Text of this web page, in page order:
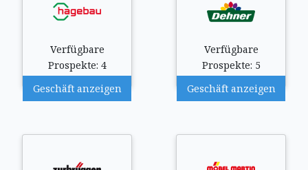
Verfügbare
Prospekte: 4
Geschäft anzeigen
Verfügbare
Prospekte: 5
Geschäft anzeigen